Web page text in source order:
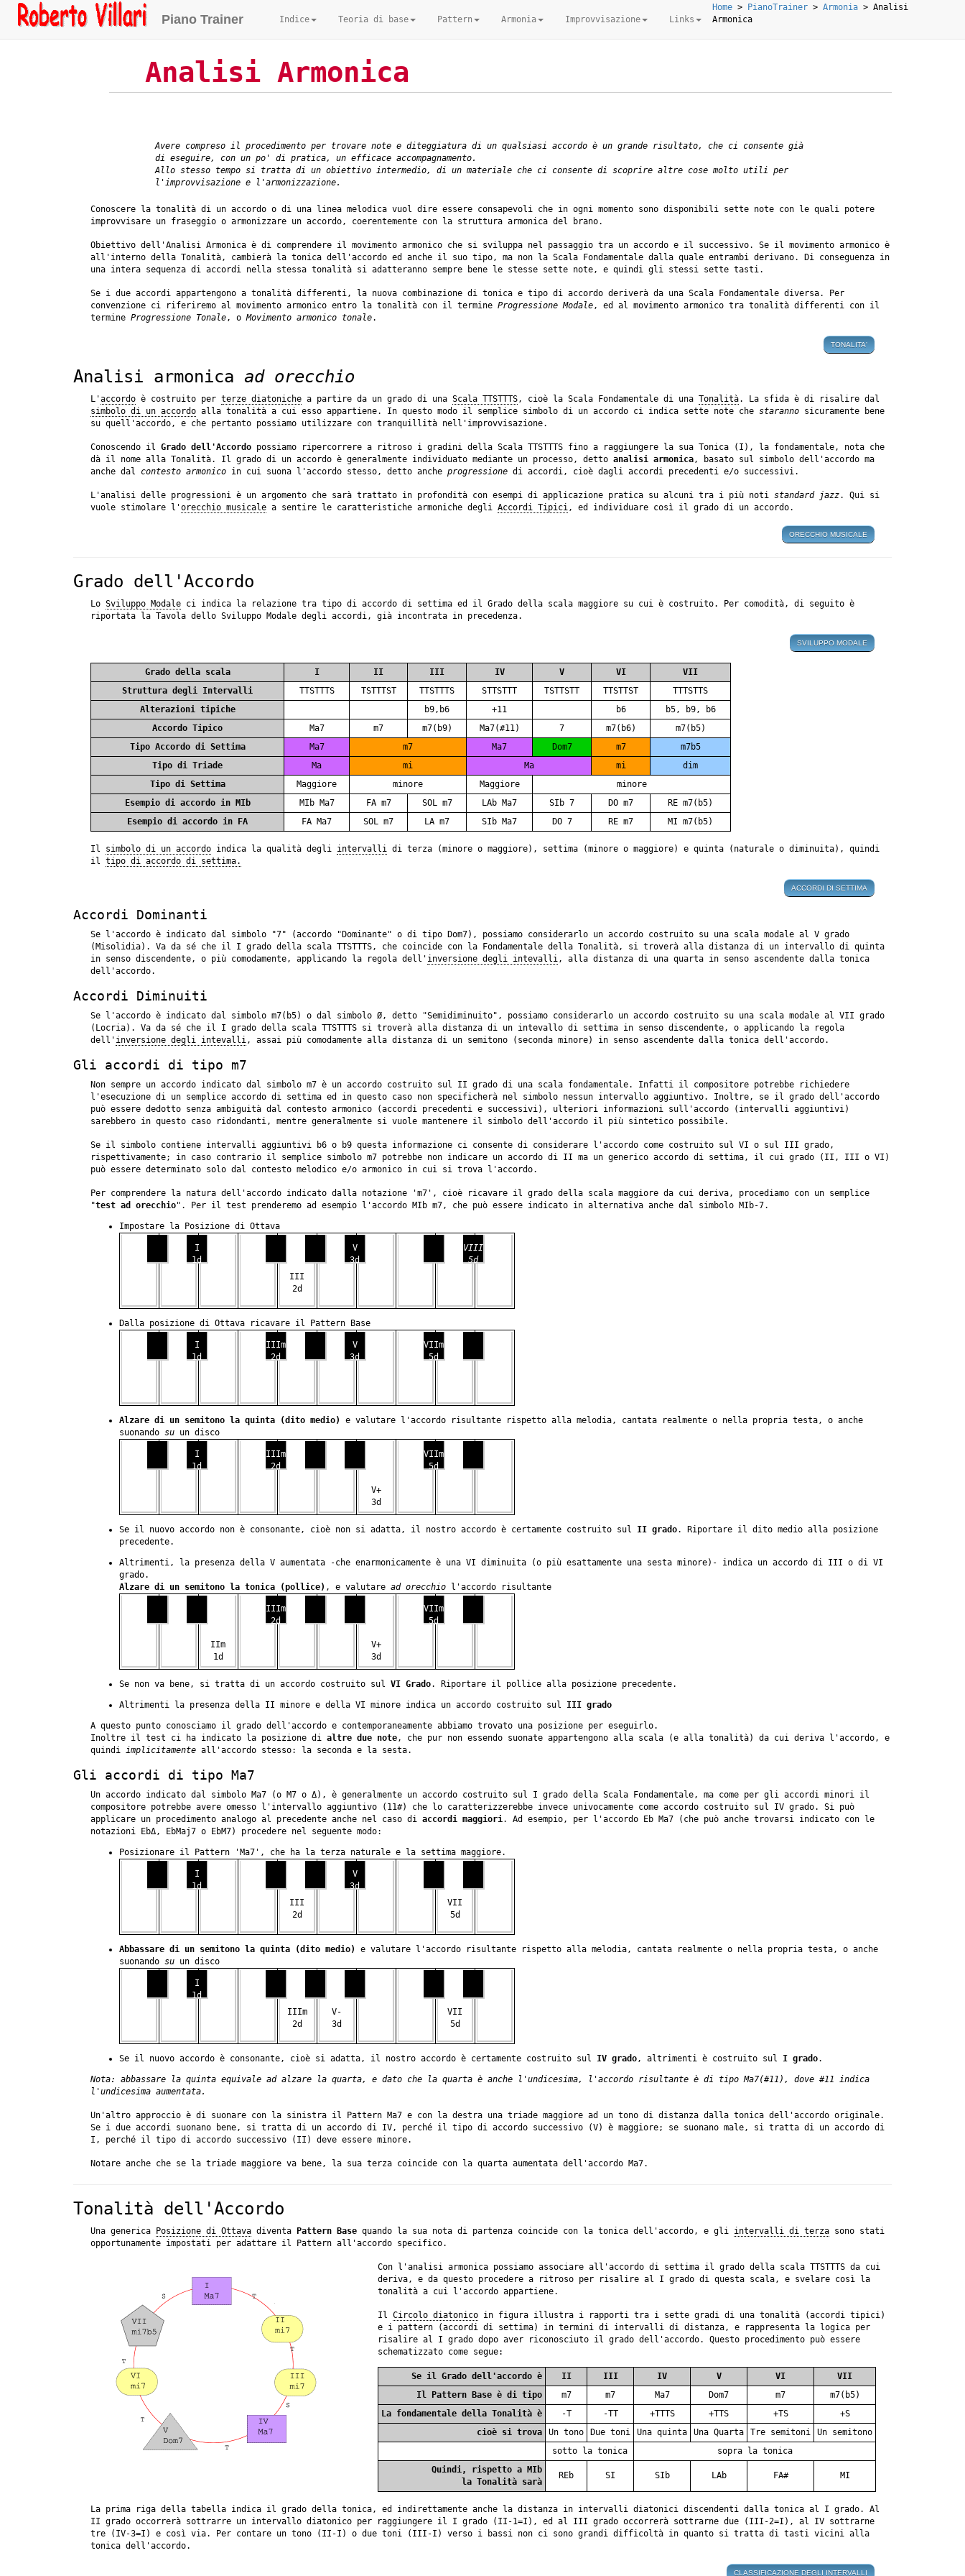
Piano Trainer Indice Teoria di base Pattern Armonia Improvvisazione Links
Home > PianoTrainer > Armonia > Analisi
Armonica
Analisi Armonica
Avere compreso il procedimento per trovare note e diteggiatura di un qualsiasi accordo è un grande risultato, che ci consente già
di eseguire, con un po' di pratica, un efficace accompagnamento.
Allo stesso tempo si tratta di un obiettivo intermedio, di un materiale che ci consente di scoprire altre cose molto utili per
l'improvvisazione e l'armonizzazione.
Conoscere la tonalità di un accordo o di una linea melodica vuol dire essere consapevoli che in ogni momento sono disponibili sette note con le quali potere
improvvisare un fraseggio o armonizzare un accordo, coerentemente con la struttura armonica del brano.
Obiettivo dell'Analisi Armonica è di comprendere il movimento armonico che si sviluppa nel passaggio tra un accordo e il successivo. Se il movimento armonico è
all'interno della Tonalità, cambierà la tonica dell'accordo ed anche il suo tipo, ma non la Scala Fondamentale dalla quale entrambi derivano. Di conseguenza in
una intera sequenza di accordi nella stessa tonalità si adatteranno sempre bene le stesse sette note, e quindi gli stessi sette tasti.
Se i due accordi appartengono a tonalità differenti, la nuova combinazione di tonica e tipo di accordo deriverà da una Scala Fondamentale diversa. Per
convenzione ci riferiremo al movimento armonico entro la tonalità con il termine Progressione Modale, ed al movimento armonico tra tonalità differenti con il
termine Progressione Tonale, oMovimento armonico tonale.
TONALITA'
Analisi armonica ad orecchio
L'accordo è costruito per terze diatoniche a partire da un grado di una Scala TTSTTTS, cioè la Scala Fondamentale di una Tonalità. La sfida è di risalire dal
simbolo di un accordo alla tonalità a cui esso appartiene. In questo modo il semplice simbolo di un accordo ci indica sette note che staranno sicuramente bene
su quell'accordo, e che pertanto possiamo utilizzare con tranquillità nell'improvvisazione.
Conoscendo il Grado dell'Accordo possiamo ripercorrere a ritroso i gradini della Scala TTSTTTS fino a raggiungere la sua Tonica (I), la fondamentale, nota che
dà il nome alla Tonalità. Il grado di un accordo è generalmente individuato mediante un processo, detto analisi armonica, basato sul simbolo dell'accordo ma
anche dal contesto armonico in cui suona l'accordo stesso, detto anche progressione di accordi, cioè dagli accordi precedenti e/o successivi.
L'analisi delle progressioni è un argomento che sarà trattato in profondità con esempi di applicazione pratica su alcuni tra i più noti standard jazz. Qui si
vuole stimolare l'orecchio musicale a sentire le caratteristiche armoniche degli Accordi Tipici, ed individuare così il grado di un accordo.
ORECCHIO MUSICALE
Grado dell'Accordo
Lo Sviluppo Modale ci indica la relazione tra tipo di accordo di settima ed il Grado della scala maggiore su cui è costruito. Per comodità, di seguito è
riportata la Tavola dello Sviluppo Modale degli accordi, già incontrata in precedenza.
SVILUPPO MODALE
Grado della scala I II III IV V VI
VII
Struttura degli Intervalli
TTSTTTS TSTTTST TTSTTTS STTSTTT TSTTSTT TTSTTST
TTTSTTS
Alterazioni tipiche
b9,b6 +11 b6
b5, b9, b6
Accordo Tipico
Ma7 m7 m7(b9) Ma7(#11) 7 m7(b6)
m7(b5)
Tipo Accordo di Settima
Ma7 m7 Ma7 Dom7 m7
m7b5
Tipo di Triade
Ma mi Ma mi
dim
Tipo di Settima
Maggiore minore Maggiore
minore
Esempio di accordo in MIb
MIb Ma7 FA m7 SOL m7 LAb Ma7 SIb 7 DO m7
RE m7(b5)
Esempio di accordo in FA
FA Ma7 SOL m7 LA m7 SIb Ma7 DO 7 RE m7 MI m7(b5)
Il simbolo di un accordo indica la qualità degli intervalli di terza (minore o maggiore), settima (minore o maggiore) e quinta (naturale o diminuita), quindi
il tipo di accordo di settima.
ACCORDI DI SETTIMA
Accordi Dominanti
Se l'accordo è indicato dal simbolo "7" (accordo "Dominante" o di tipo Dom7), possiamo considerarlo un accordo costruito su una scala modale al V grado
(Misolidia). Va da sé che il I grado della scala TTSTTTS, che coincide con la Fondamentale della Tonalità, si troverà alla distanza di un intervallo di quinta
in senso discendente, o più comodamente, applicando la regola dell' inversione degli intevalli, alla distanza di una quarta in senso ascendente dalla tonica
dell'accordo.
Accordi Diminuiti
Se l'accordo è indicato dal simbolo m7(b5) o dal simbolo Ø, detto "Semidiminuito", possiamo considerarlo un accordo costruito su una scala modale al VII grado
(Locria). Va da sé che il I grado della scala TTSTTTS si troverà alla distanza di un intevallo di settima in senso discendente, o applicando la regola
dell' inversione degli intevalli, assai più comodamente alla distanza di un semitono (seconda minore) in senso ascendente dalla tonica dell'accordo.
Gli accordi di tipo m7
Non sempre un accordo indicato dal simbolo m7 è un accordo costruito sul II grado di una scala fondamentale. Infatti il compositore potrebbe richiedere
l'esecuzione di un semplice accordo di settima ed in questo caso non specificherà nel simbolo nessun intervallo aggiuntivo. Inoltre, se il grado dell'accordo
può essere dedotto senza ambiguità dal contesto armonico (accordi precedenti e successivi), ulteriori informazioni sull'accordo (intervalli aggiuntivi)
sarebbero in questo caso ridondanti, mentre generalmente si vuole mantenere il simbolo dell'accordo il più sintetico possibile.
Se il simbolo contiene intervalli aggiuntivi b6 o b9 questa informazione ci consente di considerare l'accordo come costruito sul VI o sul III grado,
rispettivamente; in caso contrario il semplice simbolo m7 potrebbe non indicare un accordo di II ma un generico accordo di settima, il cui grado (II, III o VI)
può essere determinato solo dal contesto melodico e/o armonico in cui si trova l'accordo.
Per comprendere la natura dell'accordo indicato dalla notazione 'm7', cioè ricavare il grado della scala maggiore da cui deriva, procediamo con un semplice
"test ad orecchio". Per il test prenderemo ad esempio l'accordo MIb m7, che può essere indicato in alternativa anche dal simbolo MIb-7.
Impostare la Posizione di Ottava
I
1d
III
2d
V
3d
VIII
5d
Dalla posizione di Ottava ricavare il Pattern Base
I
1d
IIIm
2d
V
3d
VIIm
5d
Alzare di un semitono la quinta (dito medio)
e valutare l'accordo risultante rispetto alla melodia, cantata realmente o nella propria testa, o anche
suonando su un disco
I
1d
IIIm
2d
V+
3d
VIIm
5d
Se il nuovo accordo non è consonante, cioè non si adatta, il nostro accordo è certamente costruito sul II grado. Riportare il dito medio alla posizione
precedente.
Altrimenti, la presenza della V aumentata -che enarmonicamente è una VI diminuita (o più esattamente una sesta minore)- indica un accordo di III o di VI
grado.
Alzare di un semitono la tonica (pollice) , e valutare ad orecchio l'accordo risultante
IIm
1d
IIIm
2d
V+
3d
VIIm
5d
Se non va bene, si tratta di un accordo costruito sul VI Grado. Riportare il pollice alla posizione precedente.
Altrimenti la presenza della II minore e della VI minore indica un accordo costruito sul III grado
A questo punto conosciamo il grado dell'accordo e contemporaneamente abbiamo trovato una posizione per eseguirlo.
Inoltre il test ci ha indicato la posizione di altre due note, che pur non essendo suonate appartengono alla scala (e alla tonalità) da cui deriva l'accordo, e
quindi implicitamente all'accordo stesso: la seconda e la sesta.
Gli accordi di tipo Ma7
Un accordo indicato dal simbolo Ma7 (o M7 o Δ), è generalmente un accordo costruito sul I grado della Scala Fondamentale, ma come per gli accordi minori il
compositore potrebbe avere omesso l'intervallo aggiuntivo (11#) che lo caratterizzerebbe invece univocamente come accordo costruito sul IV grado. Si può
applicare un procedimento analogo al precedente anche nel caso di accordi maggiori. Ad esempio, per l'accordo Eb Ma7 (che può anche trovarsi indicato con le
notazioni EbΔ, EbMaj7 o EbM7) procedere nel seguente modo:
Posizionare il Pattern 'Ma7', che ha la terza naturale e la settima maggiore.
I
1d
III
2d
V
3d
VII
5d
Abbassare di un semitono la quinta (dito medio)
e valutare l'accordo risultante rispetto alla melodia, cantata realmente o nella propria testa, o anche
suonando su un disco
I
1d
IIIm
2d
V-
3d
VII
5d
Se il nuovo accordo è consonante, cioè si adatta, il nostro accordo è certamente costruito sul IV grado, altrimenti è costruito sul I grado.
Nota: abbassare la quinta equivale ad alzare la quarta, e dato che la quarta è anche l'undicesima, l'accordo risultante è di tipo Ma7(#11), dove #11 indica
l'undicesima aumentata.
Un'altro approccio è di suonare con la sinistra il Pattern Ma7 e con la destra una triade maggiore ad un tono di distanza dalla tonica dell'accordo originale.
Se i due accordi suonano bene, si tratta di un accordo di IV, perché il tipo di accordo successivo (V) è maggiore; se suonano male, si tratta di un accordo di
I, perché il tipo di accordo successivo (II) deve essere minore.
Notare anche che se la triade maggiore va bene, la sua terza coincide con la quarta aumentata dell'accordo Ma7.
Tonalità dell'Accordo
Una generica Posizione di Ottava diventa Pattern Base quando la sua nota di partenza coincide con la tonica dell'accordo, e gli intervalli di terza sono stati
opportunamente impostati per adattare il Pattern all'accordo specifico.
Con l'analisi armonica possiamo associare all'accordo di settima il grado della scala TTSTTTS da cui
deriva, e da questo procedere a ritroso per risalire al I grado di questa scala, e svelare così la
tonalità a cui l'accordo appartiene.
Il Circolo diatonico in figura illustra i rapporti tra i sette gradi di una tonalità (accordi tipici)
e i pattern (accordi di settima) in termini di intervalli di distanza, e rappresenta la logica per
risalire al I grado dopo aver riconosciuto il grado dell'accordo. Questo procedimento può essere
schematizzato come segue:
Se il Grado dell'accordo è II III IV V VI
VII
Il Pattern Base è di tipo
m7 m7 Ma7 Dom7 m7
m7(b5)
La fondamentale della Tonalità è
-T -TT +TTTS +TTS +TS
+S
cioè si trova
Un tono Due toni Una quinta Una Quarta Tre semitoni
Un semitono
sotto la tonica
sopra la tonica
Quindi, rispetto a
MIb
la Tonalità sarà
REb SI SIb LAb FA# MI
La prima riga della tabella indica il grado della tonica, ed indirettamente anche la distanza in intervalli diatonici discendenti dalla tonica al I grado. Al
II grado occorrerà sottrarre un intervallo diatonico per raggiungere il I grado (II-1=I), ed al III grado occorrerà sottrarne due (III-2=I), al IV sottrarne
tre (IV-3=I) e così via. Per contare un tono (II-I) o due toni (III-I) verso i bassi non ci sono grandi difficoltà in quanto si tratta di tasti vicini alla
tonica dell'accordo.
CLASSIFICAZIONE DEGLI INTERVALLI